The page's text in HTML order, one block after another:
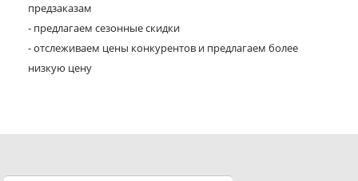
предзаказам
- предлагаем сезонные скидки
- отслеживаем цены конкурентов и предлагаем более
низкую цену